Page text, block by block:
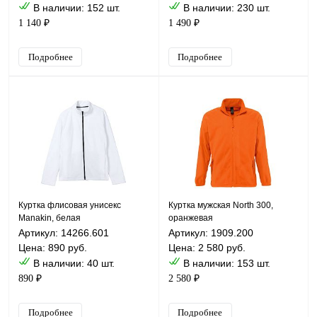
В наличии: 152 шт.
1 140 ₽
Подробнее
В наличии: 230 шт.
1 490 ₽
Подробнее
Куртка флисовая унисекс
Manakin, белая
Артикул: 14266.601
Цена: 890 руб.
В наличии: 40 шт.
890 ₽
Подробнее
Куртка мужская North 300,
оранжевая
Артикул: 1909.200
Цена: 2 580 руб.
В наличии: 153 шт.
2 580 ₽
Подробнее